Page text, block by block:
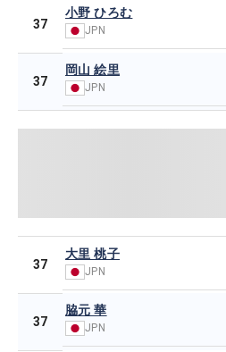
37
小野 ひろむ
JPN
37
岡山 絵里
JPN
37
大里 桃子
JPN
37
脇元 華
JPN